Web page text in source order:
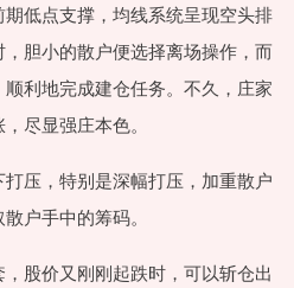
低点支撑，均线系统呈现空头排
胆小的散户便选择离场操作，而
利地完成建仓任务。不久，庄家
尽显强庄本色。
压，特别是深幅打压，加重散户
户手中的筹码。
股价又刚刚起跌时，可以斩仓出